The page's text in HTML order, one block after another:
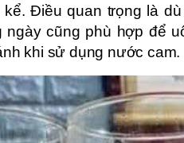
Điều quan trọng là
ngày cũng phù hợp để
khi sử dụng nước cam.